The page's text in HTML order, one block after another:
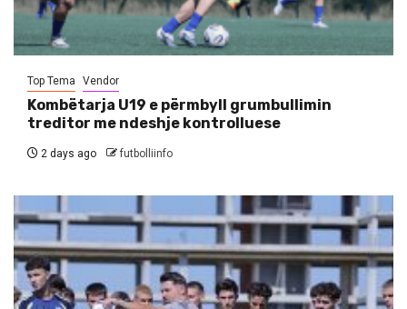
Top Tema Vendor
Kombëtarja U19 e përmbyll grumbullimin
treditor me ndeshje kontrolluese
2 days ago futbolliinfo